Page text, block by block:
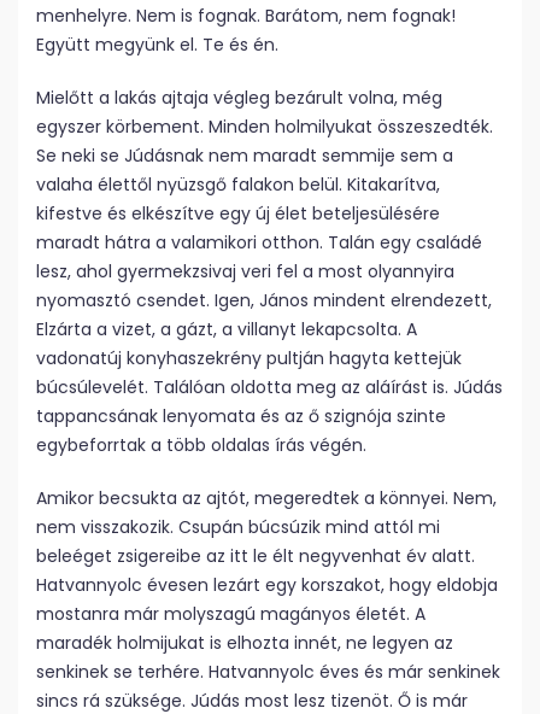
menhelyre. Nem is fognak. Barátom, nem fognak!
Együtt megyünk el. Te és én.
Mielőtt a lakás ajtaja végleg bezárult volna, még
egyszer körbement. Minden holmilyukat összeszedték.
Se neki se Júdásnak nem maradt semmije sem a
valaha élettől nyüzsgő falakon belül. Kitakarítva,
kifestve és elkészítve egy új élet beteljesülésére
maradt hátra a valamikori otthon. Talán egy családé
lesz, ahol gyermekzsivaj veri fel a most olyannyira
nyomasztó csendet. Igen, János mindent elrendezett,
Elzárta a vizet, a gázt, a villanyt lekapcsolta. A
vadonatúj konyhaszekrény pultján hagyta kettejük
búcsúlevelét. Találóan oldotta meg az aláírást is. Júdás
tappancsának lenyomata és az ő szignója szinte
egybeforrtak a több oldalas írás végén.
Amikor becsukta az ajtót, megeredtek a könnyei. Nem,
nem visszakozik. Csupán búcsúzik mind attól mi
beleéget zsigereibe az itt le élt negyvenhat év alatt.
Hatvannyolc évesen lezárt egy korszakot, hogy eldobja
mostanra már molyszagú magányos életét. A
maradék holmijukat is elhozta innét, ne legyen az
senkinek se terhére. Hatvannyolc éves és már senkinek
sincs rá szüksége. Júdás most lesz tizenöt. Ő is már